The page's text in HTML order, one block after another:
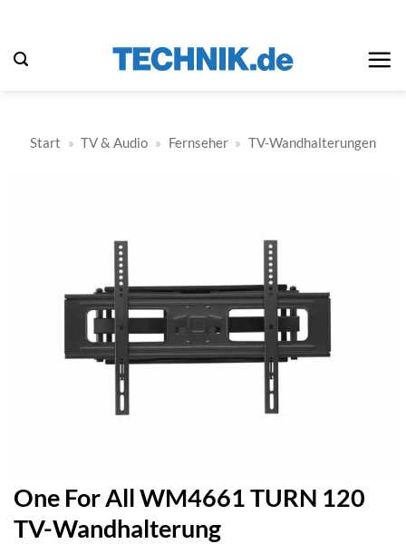
springen
Start » TV & Audio » Fernseher » TV-Wandhalterungen
One For All WM4661 TURN 120
TV-Wandhalterung